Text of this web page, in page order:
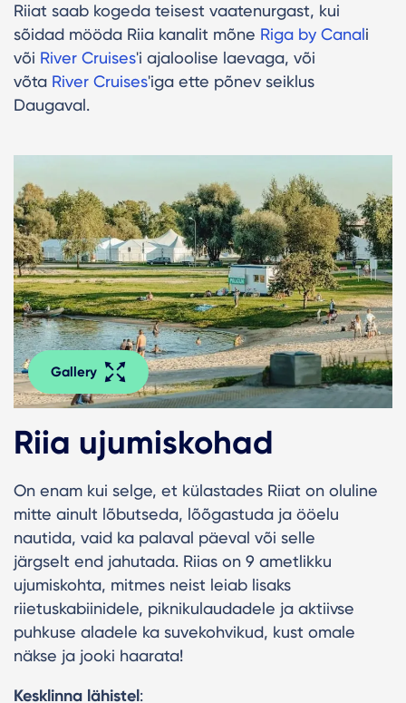
Riiat saab kogeda teisest vaatenurgast, kui
sõidad mööda Riia kanalit mõne Riga by Canali
või River Cruises'i ajaloolise laevaga, või
võta River Cruises'iga ette põnev seiklus
Daugaval.
Gallery
Riia ujumiskohad
On enam kui selge, et külastades Riiat on oluline
mitte ainult lõbutseda, lõõgastuda ja ööelu
nautida, vaid ka palaval päeval või selle
järgselt end jahutada. Riias on 9 ametlikku
ujumiskohta, mitmes neist leiab lisaks
riietuskabiinidele, piknikulaudadele ja aktiivse
puhkuse aladele ka suvekohvikud, kust omale
näkse ja jooki haarata!
Kesklinna lähistel: